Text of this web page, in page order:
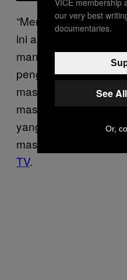
“Memang kita semua
ini akan terjadi
manajemennya
pengalaman. Dan,
masalah
marshal
masalah-masalah
yang
masalah
TV.
our very best
documentaries.
See
Or,